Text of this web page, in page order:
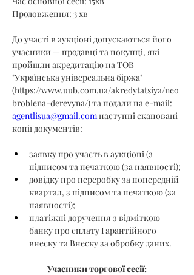
Продовження: 3 хв
До участі в аукціоні допускаються його
учасники — продавці та покупці, які
пройшли акредитацію на ТОВ
"Українська універсальна біржа"
(https://www.uub.com.ua/akredytatsiya/neo
broblena-derevyna/) та подали на e-mail:
agentlisua@gmail.com наступні скановані
копії документів:
заявку про участь в аукціоні (з
підписом та печаткою (за наявності);
довідку про переробку за попередній
квартал, з підписом та печаткою (за
наявності);
платіжні доручення з відміткою
банку про сплату Гарантійного
внеску та Внеску за обробку даних.
Учасники торгової сесії: